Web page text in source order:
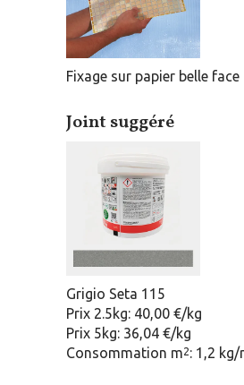
Fixage sur papier belle face
Joint suggéré
Grigio Seta 115
Prix 2.5kg: 40,00 €/kg
Prix 5kg: 36,04 €/kg
Consommation m2: 1,2 kg/